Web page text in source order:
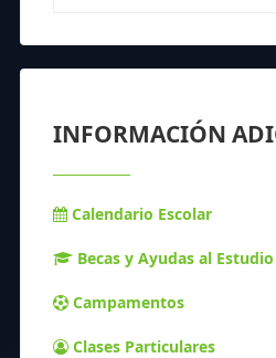
INFORMACIÓN
Calendario Escolar
Becas y Ayudas al Estudio
Campamentos
Clases Particulares